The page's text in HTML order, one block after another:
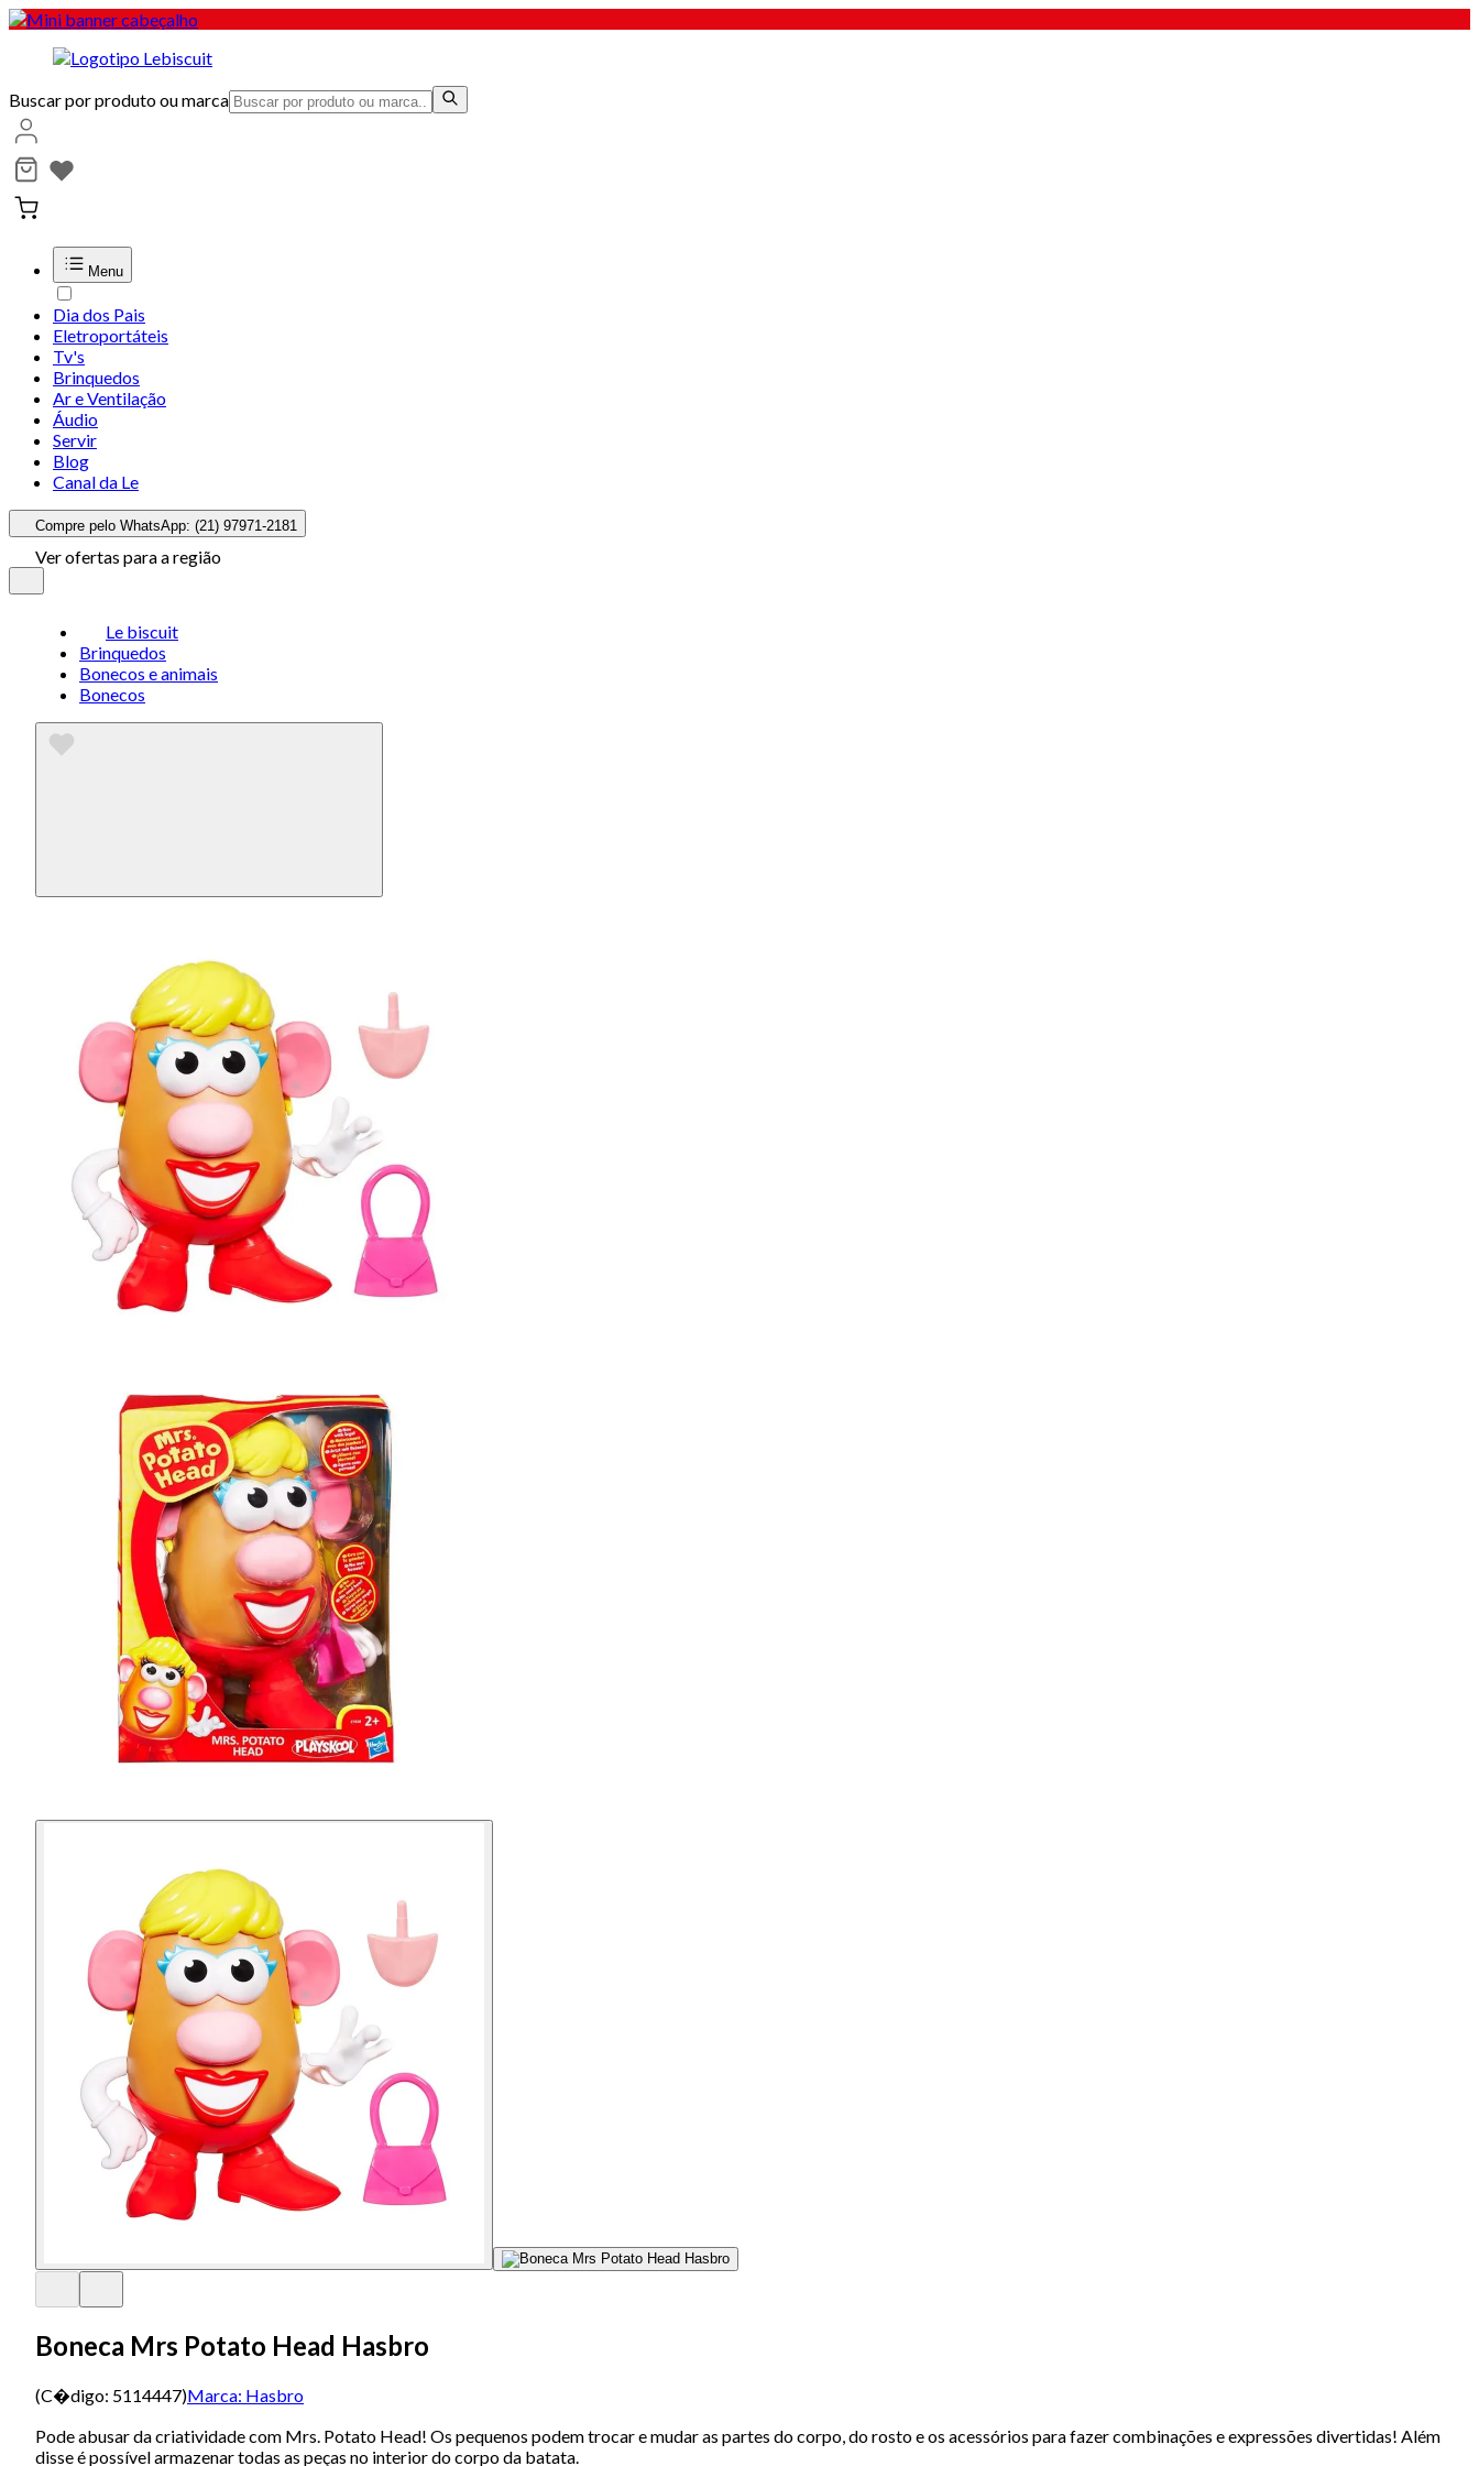
Buscar por produto ou marca
Menu
Dia dos Pais
Eletroportáteis
Tv's
Brinquedos
Ar e Ventilação
Áudio
Servir
Blog
Canal da Le
Compre pelo WhatsApp: (21) 97971-2181
Ver ofertas para a região
Le biscuit
Brinquedos
Bonecos e animais
Bonecos
Boneca Mrs Potato Head Hasbro
(C�digo: 5114447)Marca: Hasbro
Pode abusar da criatividade com Mrs. Potato Head! Os pequenos podem trocar e mudar as partes do corpo, do rosto e os acessórios para fazer combinações e expressões divertidas! Além
disse é possível armazenar todas as peças no interior do corpo da batata.